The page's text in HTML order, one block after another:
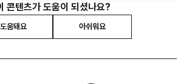
콘텐츠가 도움이 되셨나요?
도움돼요 아쉬워요